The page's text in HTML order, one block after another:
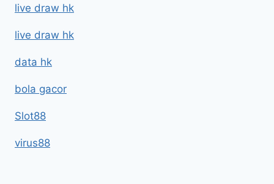
live draw hk
live draw hk
data hk
bola gacor
Slot88
virus88